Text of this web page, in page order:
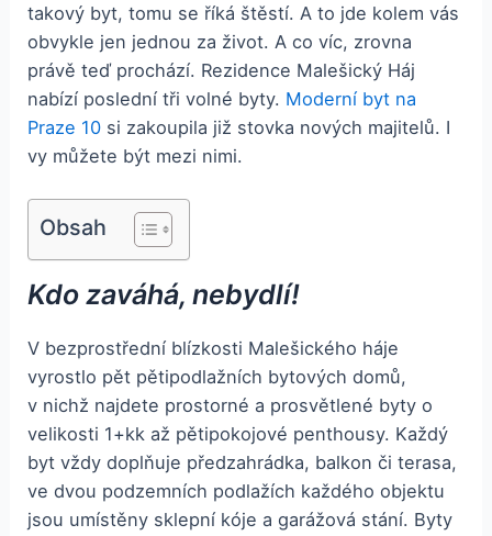
takový byt, tomu se říká štěstí. A to jde kolem vás
obvykle jen jednou za život. A co víc, zrovna
právě teď prochází. Rezidence Malešický Háj
nabízí poslední tři volné byty. Moderní byt na
Praze 10 si zakoupila již stovka nových majitelů. I
vy můžete být mezi nimi.
Obsah
Kdo zaváhá, nebydlí!
V bezprostřední blízkosti Malešického háje
vyrostlo pět pětipodlažních bytových domů,
v nichž najdete prostorné a prosvětlené byty o
velikosti 1+kk až pětipokojové penthousy. Každý
byt vždy doplňuje předzahrádka, balkon či terasa,
ve dvou podzemních podlažích každého objektu
jsou umístěny sklepní kóje a garážová stání. Byty